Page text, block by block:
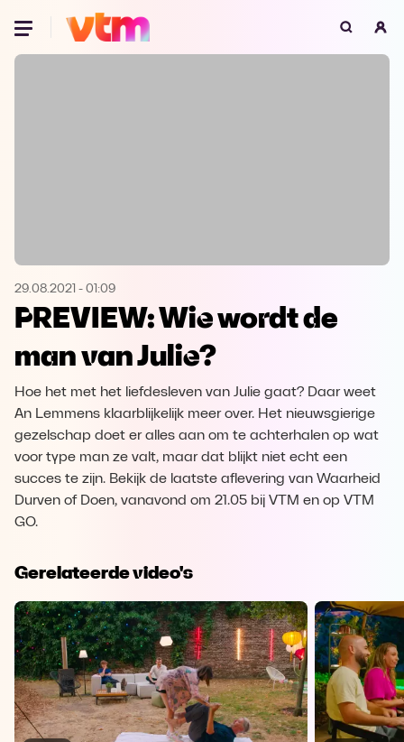
Oeps, browser niet ondersteund
Microsoft Edge Download
Opera
29.08.2021 - 01:09
PREVIEW: Wie wordt de
man van Julie?
Hoe het met het liefdesleven van Julie gaat? Daar weet
An Lemmens klaarblijkelijk meer over. Het nieuwsgierige
gezelschap doet er alles aan om te achterhalen op wat
voor type man ze valt, maar dat blijkt niet echt een
succes te zijn. Bekijk de laatste aflevering van Waarheid
Durven of Doen, vanavond om 21.05 bij VTM en op VTM
GO.
Gerelateerde video's